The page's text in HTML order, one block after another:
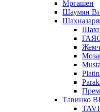
Мргашен
Шаумян
Тавинко